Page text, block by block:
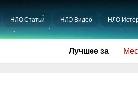
НЛО Статьи НЛО Видео НЛО
Лучшее за